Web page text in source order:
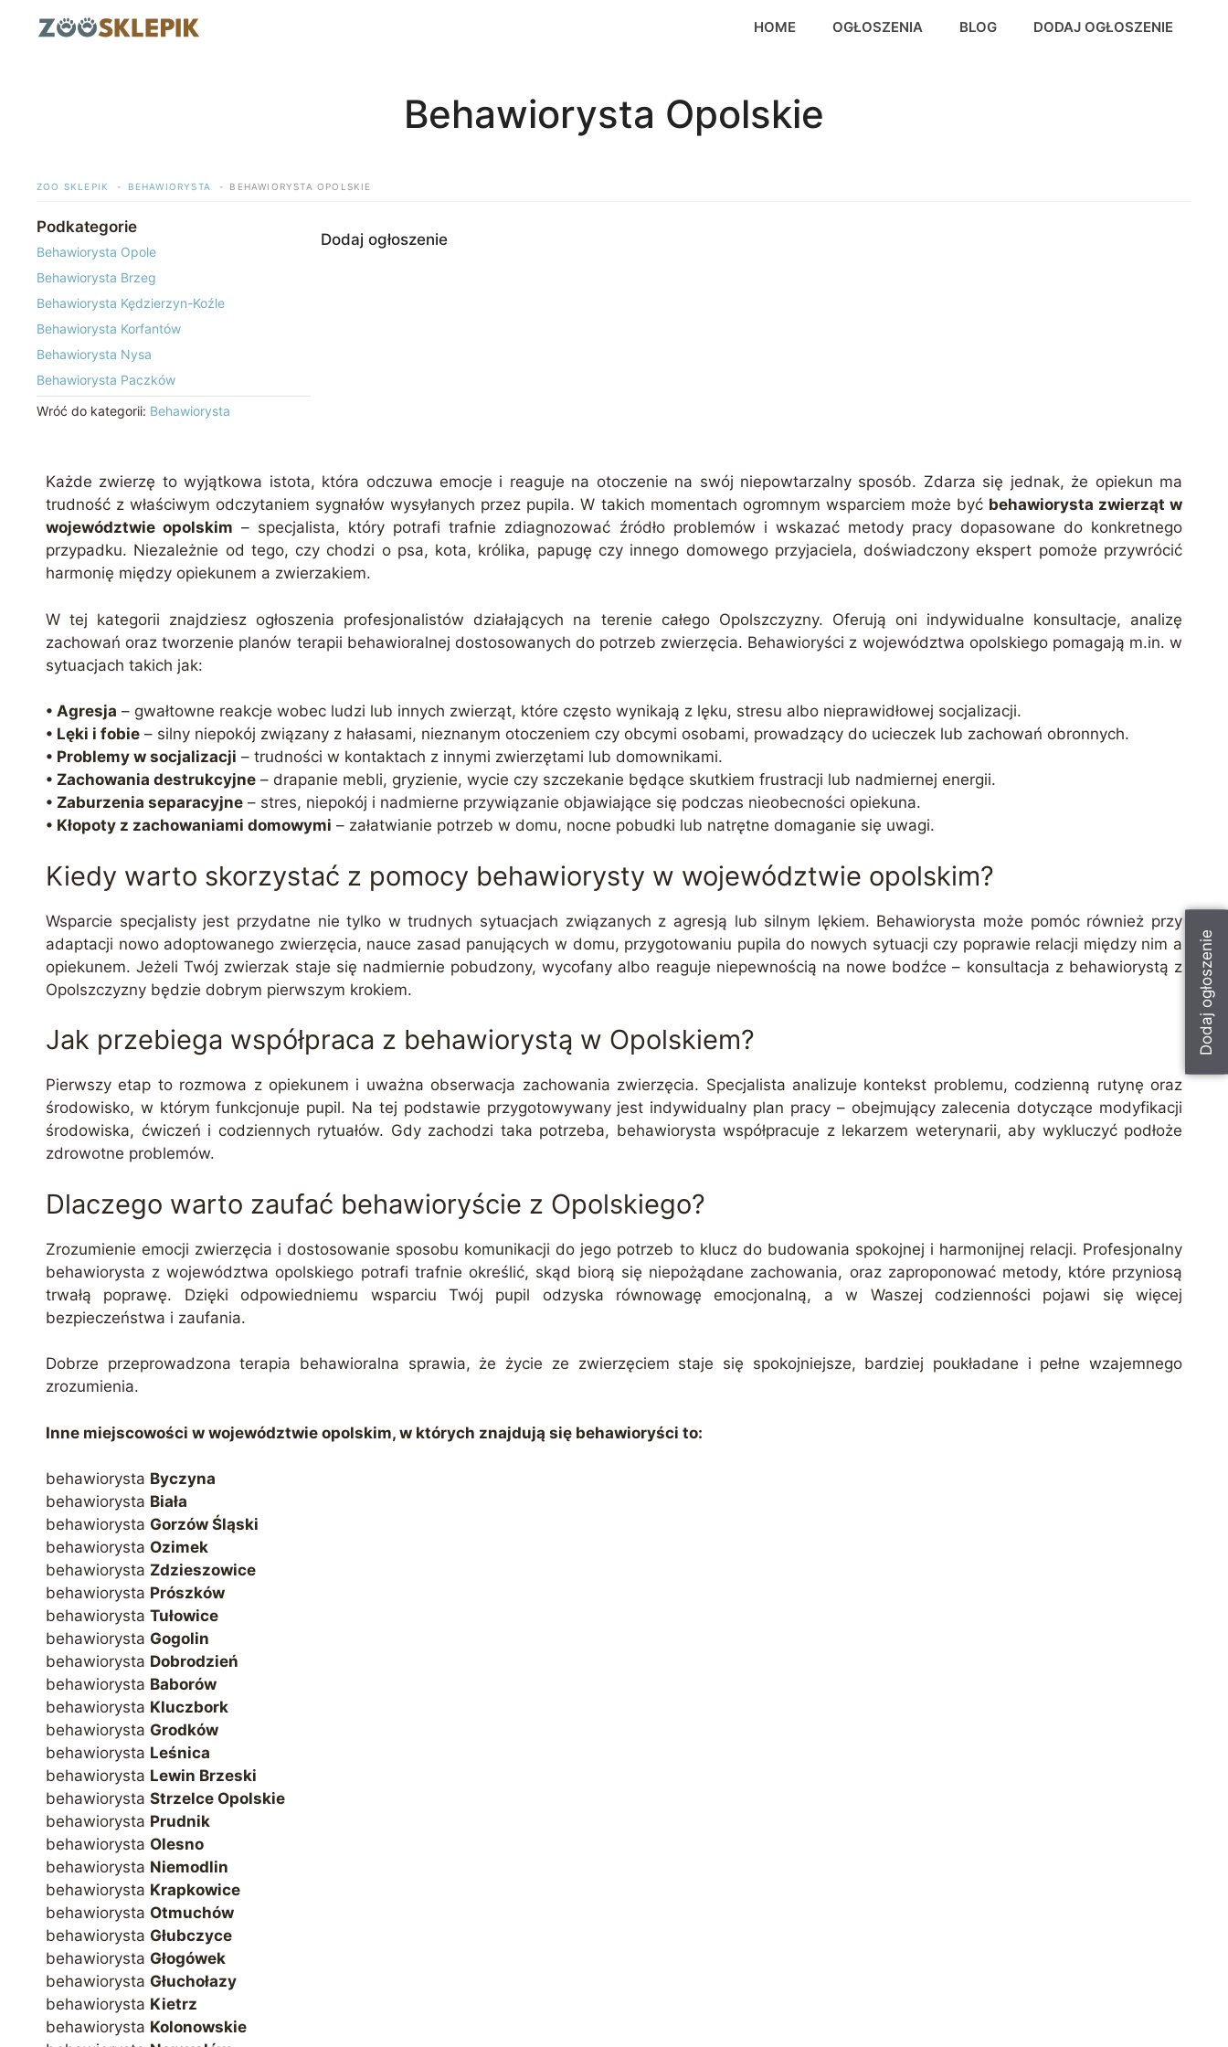
HOME OGŁOSZENIA BLOG DODAJ OGŁOSZENIE
Behawiorysta Opolskie
ZOO SKLEPIK BEHAWIORYSTA BEHAWIORYSTA OPOLSKIE
Podkategorie
Behawiorysta Opole
Behawiorysta Brzeg
Behawiorysta Kędzierzyn-Koźle
Behawiorysta Korfantów
Behawiorysta Nysa
Behawiorysta Paczków
Wróć do kategorii: Behawiorysta
Dodaj ogłoszenie
Dodaj ogłoszenie
Każde zwierzę to wyjątkowa istota, która odczuwa emocje i reaguje na otoczenie na swój niepowtarzalny sposób. Zdarza się jednak, że opiekun ma
trudność z właściwym odczytaniem sygnałów wysyłanych przez pupila. W takich momentach ogromnym wsparciem może być behawiorysta zwierząt w
województwie opolskim – specjalista, który potrafi trafnie zdiagnozować źródło problemów i wskazać metody pracy dopasowane do konkretnego
przypadku. Niezależnie od tego, czy chodzi o psa, kota, królika, papugę czy innego domowego przyjaciela, doświadczony ekspert pomoże przywrócić
harmonię między opiekunem a zwierzakiem.
W tej kategorii znajdziesz ogłoszenia profesjonalistów działających na terenie całego Opolszczyzny. Oferują oni indywidualne konsultacje, analizę
zachowań oraz tworzenie planów terapii behawioralnej dostosowanych do potrzeb zwierzęcia. Behawioryści z województwa opolskiego pomagają m.in. w
sytuacjach takich jak:
• Agresja – gwałtowne reakcje wobec ludzi lub innych zwierząt, które często wynikają z lęku, stresu albo nieprawidłowej socjalizacji.
• Lęki i fobie – silny niepokój związany z hałasami, nieznanym otoczeniem czy obcymi osobami, prowadzący do ucieczek lub zachowań obronnych.
• Problemy w socjalizacji – trudności w kontaktach z innymi zwierzętami lub domownikami.
• Zachowania destrukcyjne – drapanie mebli, gryzienie, wycie czy szczekanie będące skutkiem frustracji lub nadmiernej energii.
• Zaburzenia separacyjne – stres, niepokój i nadmierne przywiązanie objawiające się podczas nieobecności opiekuna.
• Kłopoty z zachowaniami domowymi – załatwianie potrzeb w domu, nocne pobudki lub natrętne domaganie się uwagi.
Kiedy warto skorzystać z pomocy behawiorysty w województwie opolskim?
Wsparcie specjalisty jest przydatne nie tylko w trudnych sytuacjach związanych z agresją lub silnym lękiem. Behawiorysta może pomóc również przy
adaptacji nowo adoptowanego zwierzęcia, nauce zasad panujących w domu, przygotowaniu pupila do nowych sytuacji czy poprawie relacji między nim a
opiekunem. Jeżeli Twój zwierzak staje się nadmiernie pobudzony, wycofany albo reaguje niepewnością na nowe bodźce – konsultacja z behawiorystą z
Opolszczyzny będzie dobrym pierwszym krokiem.
Jak przebiega współpraca z behawiorystą w Opolskiem?
Pierwszy etap to rozmowa z opiekunem i uważna obserwacja zachowania zwierzęcia. Specjalista analizuje kontekst problemu, codzienną rutynę oraz
środowisko, w którym funkcjonuje pupil. Na tej podstawie przygotowywany jest indywidualny plan pracy – obejmujący zalecenia dotyczące modyfikacji
środowiska, ćwiczeń i codziennych rytuałów. Gdy zachodzi taka potrzeba, behawiorysta współpracuje z lekarzem weterynarii, aby wykluczyć podłoże
zdrowotne problemów.
Dlaczego warto zaufać behawioryście z Opolskiego?
Zrozumienie emocji zwierzęcia i dostosowanie sposobu komunikacji do jego potrzeb to klucz do budowania spokojnej i harmonijnej relacji. Profesjonalny
behawiorysta z województwa opolskiego potrafi trafnie określić, skąd biorą się niepożądane zachowania, oraz zaproponować metody, które przyniosą
trwałą poprawę. Dzięki odpowiedniemu wsparciu Twój pupil odzyska równowagę emocjonalną, a w Waszej codzienności pojawi się więcej
bezpieczeństwa i zaufania.
Dobrze przeprowadzona terapia behawioralna sprawia, że życie ze zwierzęciem staje się spokojniejsze, bardziej poukładane i pełne wzajemnego
zrozumienia.
Inne miejscowości w województwie opolskim, w których znajdują się behawioryści to:
behawiorysta Byczyna
behawiorysta Biała
behawiorysta Gorzów Śląski
behawiorysta Ozimek
behawiorysta Zdzieszowice
behawiorysta Prószków
behawiorysta Tułowice
behawiorysta Gogolin
behawiorysta Dobrodzień
behawiorysta Baborów
behawiorysta Kluczbork
behawiorysta Grodków
behawiorysta Leśnica
behawiorysta Lewin Brzeski
behawiorysta Strzelce Opolskie
behawiorysta Prudnik
behawiorysta Olesno
behawiorysta Niemodlin
behawiorysta Krapkowice
behawiorysta Otmuchów
behawiorysta Głubczyce
behawiorysta Głogówek
behawiorysta Głuchołazy
behawiorysta Kietrz
behawiorysta Kolonowskie